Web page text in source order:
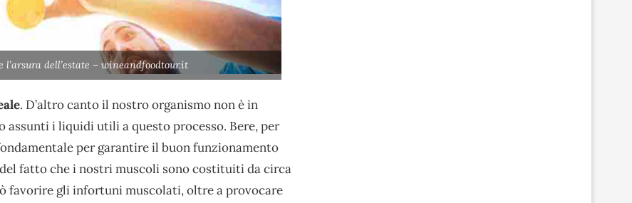
dell’estate – wineandfoodtour.it
. D’altro canto il nostro organismo non è in
assunti i liquidi utili a questo processo. Bere, per
per garantire il buon funzionamento
fatto che i nostri muscoli sono costituiti da circa
favorire gli infortuni muscolati, oltre a provocare